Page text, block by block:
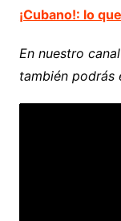
¡Cubano!: lo
En nuestro
también podrás